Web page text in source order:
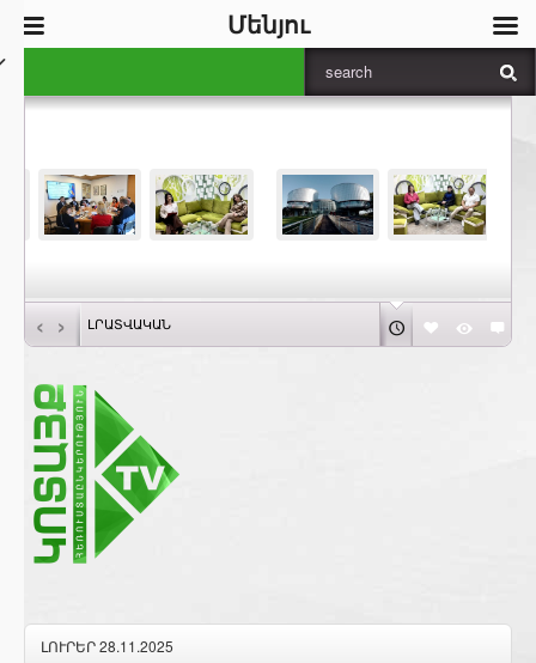
‹ › ԼՐԱՏՎԱԿԱՆ
ԼՈՒՐԵՐ 28.11.2025
Մենյու